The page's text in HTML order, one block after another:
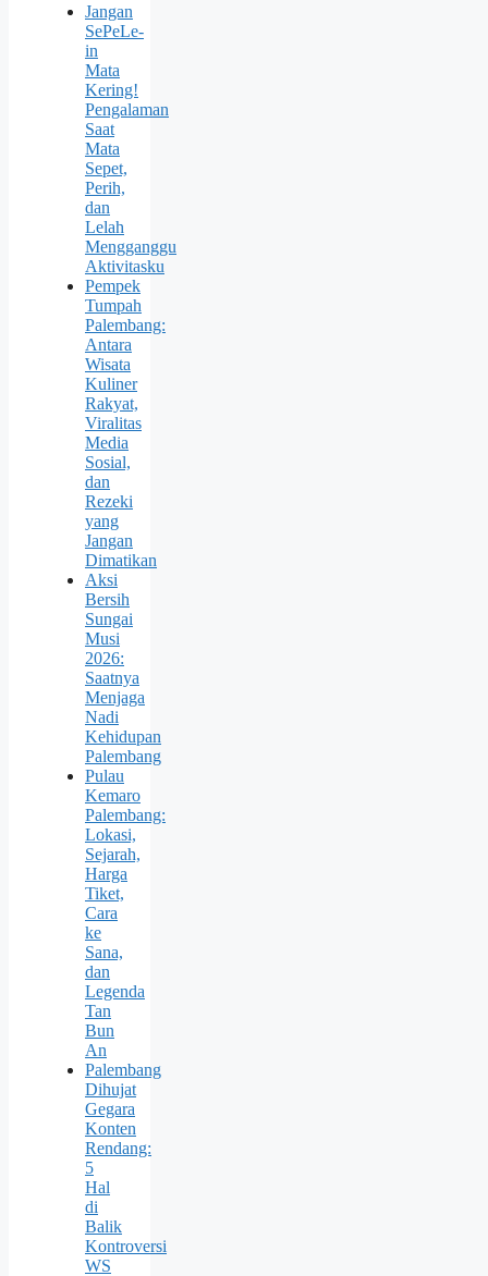
Jangan
SePeLe-
in
Mata
Kering!
Pengalaman
Saat
Mata
Sepet,
Perih,
dan
Lelah
Mengganggu
Aktivitasku
Pempek
Tumpah
Palembang:
Antara
Wisata
Kuliner
Rakyat,
Viralitas
Media
Sosial,
dan
Rezeki
yang
Jangan
Dimatikan
Aksi
Bersih
Sungai
Musi
2026:
Saatnya
Menjaga
Nadi
Kehidupan
Palembang
Pulau
Kemaro
Palembang:
Lokasi,
Sejarah,
Harga
Tiket,
Cara
ke
Sana,
dan
Legenda
Tan
Bun
An
Palembang
Dihujat
Gegara
Konten
Rendang:
5
Hal
di
Balik
Kontroversi
WS